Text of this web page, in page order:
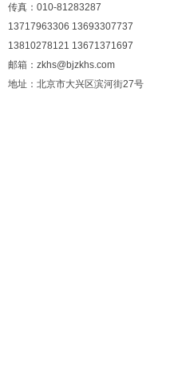
传真：010-81283287
13717963306 13693307737
13810278121 13671371697
邮箱：zkhs@bjzkhs.com
地址：北京市大兴区滨河街27号